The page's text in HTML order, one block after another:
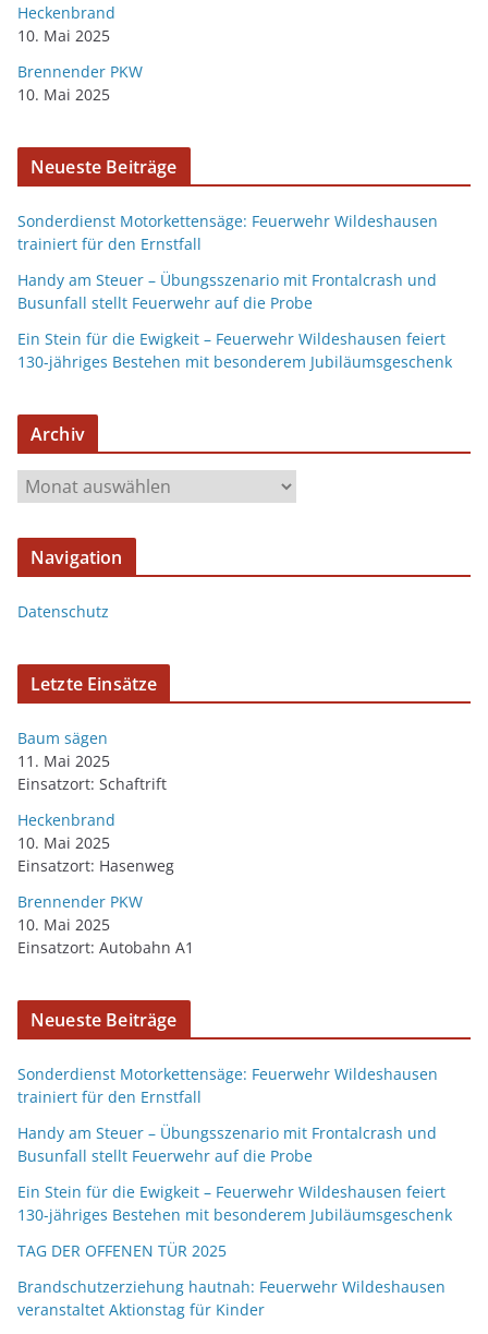
Heckenbrand
10. Mai 2025
Brennender PKW
10. Mai 2025
Neueste Beiträge
Sonderdienst Motorkettensäge: Feuerwehr Wildeshausen
trainiert für den Ernstfall
Handy am Steuer – Übungsszenario mit Frontalcrash und
Busunfall stellt Feuerwehr auf die Probe
Ein Stein für die Ewigkeit – Feuerwehr Wildeshausen feiert
130-jähriges Bestehen mit besonderem Jubiläumsgeschenk
Archiv
Navigation
Datenschutz
Letzte Einsätze
Baum sägen
11. Mai 2025
Einsatzort: Schaftrift
Heckenbrand
10. Mai 2025
Einsatzort: Hasenweg
Brennender PKW
10. Mai 2025
Einsatzort: Autobahn A1
Neueste Beiträge
Sonderdienst Motorkettensäge: Feuerwehr Wildeshausen
trainiert für den Ernstfall
Handy am Steuer – Übungsszenario mit Frontalcrash und
Busunfall stellt Feuerwehr auf die Probe
Ein Stein für die Ewigkeit – Feuerwehr Wildeshausen feiert
130-jähriges Bestehen mit besonderem Jubiläumsgeschenk
TAG DER OFFENEN TÜR 2025
Brandschutzerziehung hautnah: Feuerwehr Wildeshausen
veranstaltet Aktionstag für Kinder